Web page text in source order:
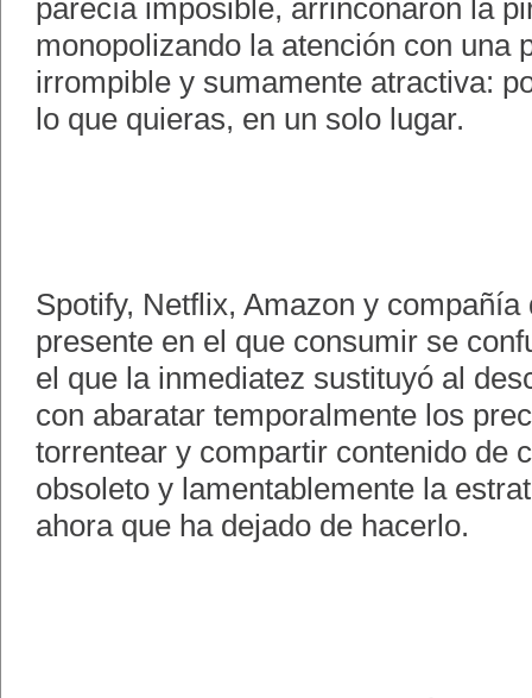
parecía imposible, arrinconaron la
monopolizando la atención con una
irrompible y sumamente atractiva:
lo que quieras, en un solo lugar.
Spotify, Netflix, Amazon y compañía
presente en el que consumir se
el que la inmediatez sustituyó al
con abaratar temporalmente los
torrentear y compartir contenido de
obsoleto y lamentablemente la
ahora que ha dejado de hacerlo.